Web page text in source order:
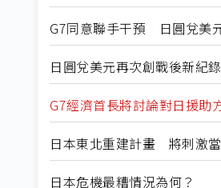
G7同意聯手干預 日圓兌美
日圓兌美元再次創戰後新紀
G7經濟首長將討論對日援助
日本東北重建計畫 將刺激
日本危機最糟情況為何？